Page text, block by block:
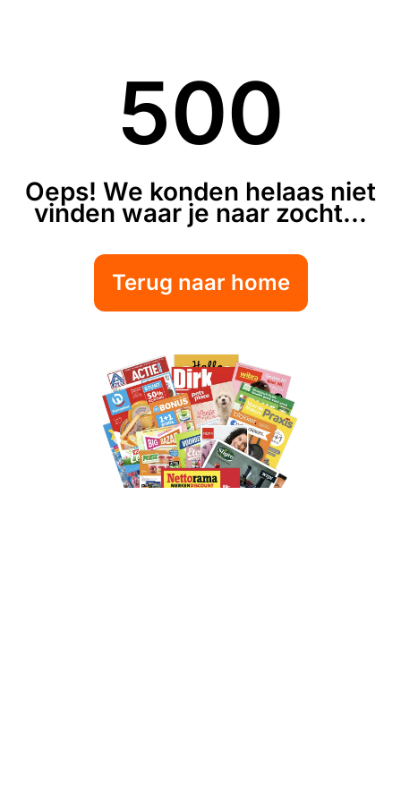
500
Oeps! We konden helaas niet
vinden waar je naar zocht...
Terug naar home